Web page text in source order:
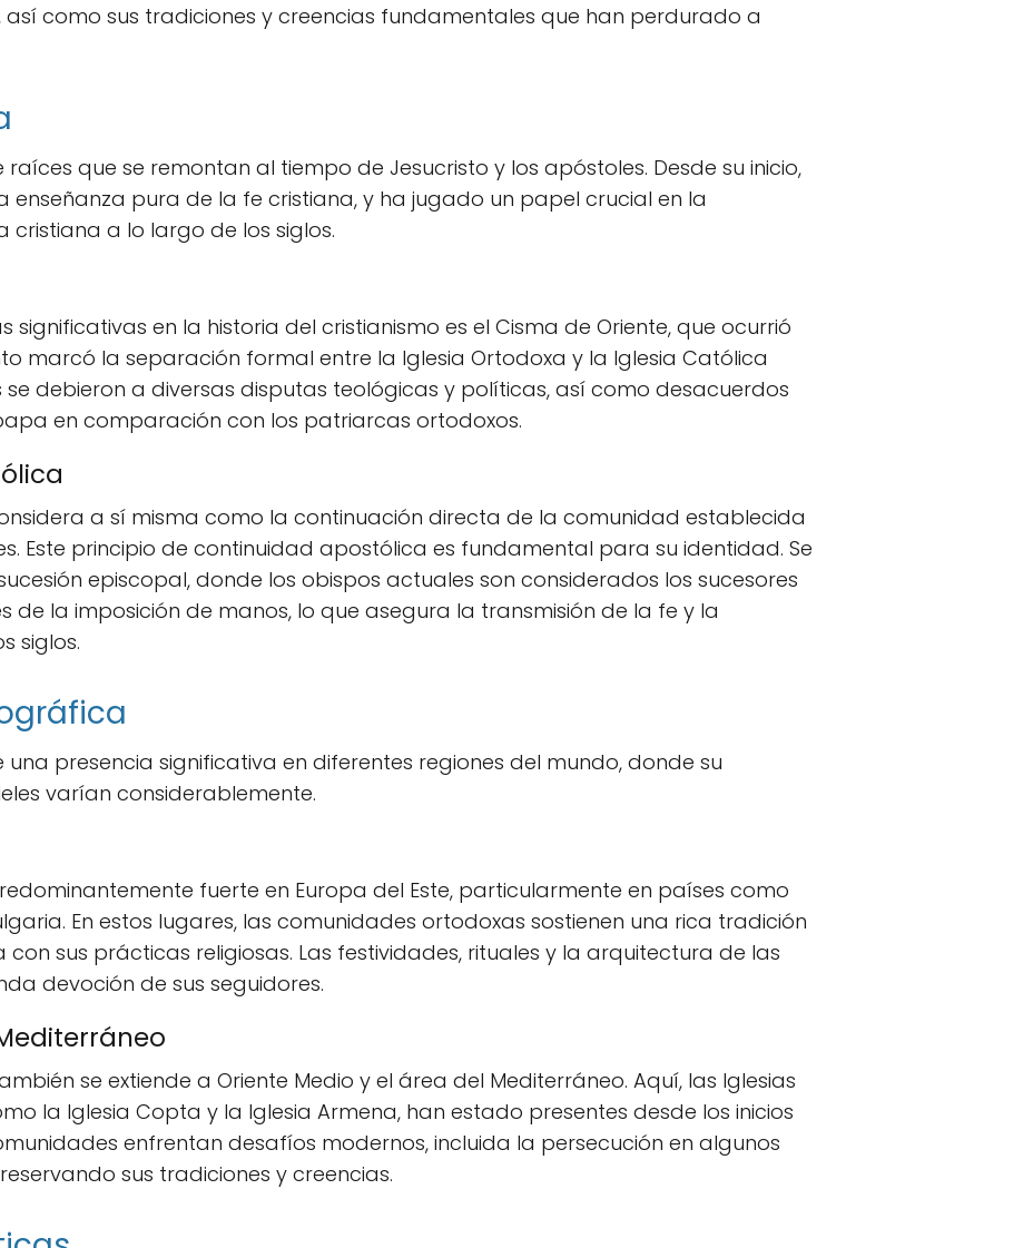
como sus tradiciones y creencias fundamentales que han perdurado a
raíces que se remontan al tiempo de Jesucristo y los apóstoles. Desde su inicio,
enseñanza pura de la fe cristiana, y ha jugado un papel crucial en la
a lo largo de los siglos.
significativas en la historia del cristianismo es el Cisma de Oriente, que ocurrió
marcó la separación formal entre la Iglesia Ortodoxa y la Iglesia Católica
se debieron a diversas disputas teológicas y políticas, así como desacuerdos
en comparación con los patriarcas ortodoxos.
a sí misma como la continuación directa de la comunidad establecida
Este principio de continuidad apostólica es fundamental para su identidad. Se
episcopal, donde los obispos actuales son considerados los sucesores
de la imposición de manos, lo que asegura la transmisión de la fe y la
siglos.
una presencia significativa en diferentes regiones del mundo, donde su
varían considerablemente.
fuerte en Europa del Este, particularmente en países como
En estos lugares, las comunidades ortodoxas sostienen una rica tradición
sus prácticas religiosas. Las festividades, rituales y la arquitectura de las
devoción de sus seguidores.
se extiende a Oriente Medio y el área del Mediterráneo. Aquí, las Iglesias
la Iglesia Copta y la Iglesia Armena, han estado presentes desde los inicios
enfrentan desafíos modernos, incluida la persecución en algunos
sus tradiciones y creencias.